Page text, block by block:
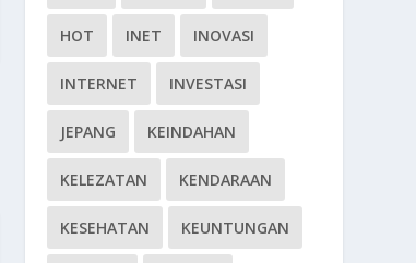
HOT INET INOVASI
INTERNET INVESTASI
JEPANG KEINDAHAN
KELEZATAN KENDARAAN
KESEHATAN KEUNTUNGAN